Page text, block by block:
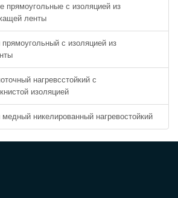
прямоугольные с изоляцией из
ленты
с изоляцией из
нагревсстойкий с
изоляцией
никелированный нагревостойкий